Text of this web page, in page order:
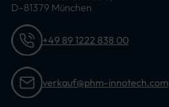
Reißverschluss-
einer
Stifttasche am
linken Bein
aus 600D/PU
Oxford-Material
mit Patte für
D-81379 München
+49 89 1222 838 00
verkauf@phm-innotech.com